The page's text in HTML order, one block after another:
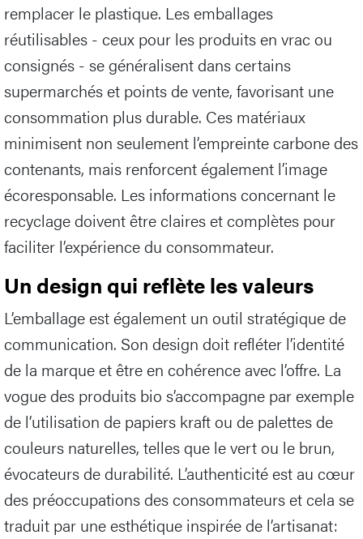
remplacer le plastique. Les emballages
réutilisables - ceux pour les produits en vrac ou
consignés - se généralisent dans certains
supermarchés et points de vente, favorisant une
consommation plus durable. Ces matériaux
minimisent non seulement l’empreinte carbone des
contenants, mais renforcent également l’image
écoresponsable. Les informations concernant le
recyclage doivent être claires et complètes pour
faciliter l’expérience du consommateur.
Un design qui reflète les valeurs
L’emballage est également un outil stratégique de
communication. Son design doit refléter l’identité
de la marque et être en cohérence avec l’offre. La
vogue des produits bio s’accompagne par exemple
de l’utilisation de papiers kraft ou de palettes de
couleurs naturelles, telles que le vert ou le brun,
évocateurs de durabilité. L’authenticité est au cœur
des préoccupations des consommateurs et cela se
traduit par une esthétique inspirée de l’artisanat: